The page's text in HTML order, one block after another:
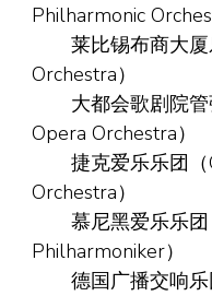
Philharmonic
莱比锡布商大厦
Orchestra）
大都会歌剧院管
Opera Orchestra）
捷克爱乐乐团（
Orchestra）
慕尼黑爱乐乐团
Philharmoniker）
德国广播交响乐